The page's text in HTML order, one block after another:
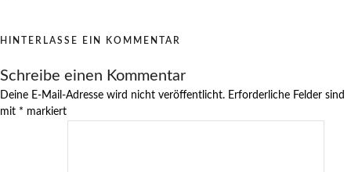
HINTERLASSE EIN KOMMENTAR
Schreibe einen Kommentar
Deine E-Mail-Adresse wird nicht veröffentlicht. Erforderliche Felder sind
mit * markiert